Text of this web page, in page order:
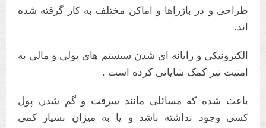
طراحی و در بازراها و اماکن مختلف به کار گرفته شده
اند.
الکترونیکی و رایانه ای شدن سیستم های پولی و مالی به
امنیت نیز کمک شایانی کرده است .
باعث شده که مسائلی مانند سرقت و گم شدن پول
کسی وجود نداشته باشد و یا به میزان بسیار کمی